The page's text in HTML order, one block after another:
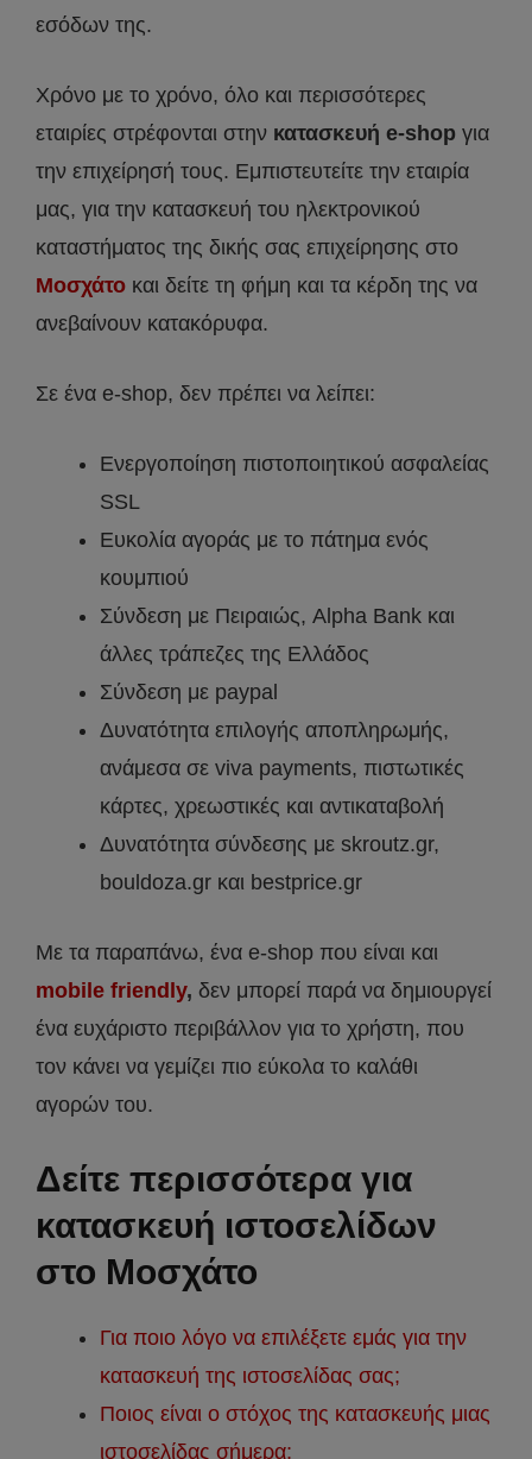
εσόδων της.
Χρόνο με το χρόνο, όλο και περισσότερες
εταιρίες στρέφονται στην κατασκευή e-shop για
την επιχείρησή τους. Εμπιστευτείτε την εταιρία
μας, για την κατασκευή του ηλεκτρονικού
καταστήματος της δικής σας επιχείρησης στο
Μοσχάτο και δείτε τη φήμη και τα κέρδη της να
ανεβαίνουν κατακόρυφα.
Σε ένα e-shop, δεν πρέπει να λείπει:
Ενεργοποίηση πιστοποιητικού ασφαλείας
SSL
Ευκολία αγοράς με το πάτημα ενός
κουμπιού
Σύνδεση με Πειραιώς, Alpha Bank και
άλλες τράπεζες της Ελλάδος
Σύνδεση με paypal
Δυνατότητα επιλογής αποπληρωμής,
ανάμεσα σε viva payments, πιστωτικές
κάρτες, χρεωστικές και αντικαταβολή
Δυνατότητα σύνδεσης με skroutz.gr,
bouldoza.gr και bestprice.gr
Με τα παραπάνω, ένα e-shop που είναι και
mobile friendly, δεν μπορεί παρά να δημιουργεί
ένα ευχάριστο περιβάλλον για το χρήστη, που
τον κάνει να γεμίζει πιο εύκολα το καλάθι
αγορών του.
Δείτε περισσότερα για
κατασκευή ιστοσελίδων
στο Μοσχάτο
Για ποιο λόγο να επιλέξετε εμάς για την
κατασκευή της ιστοσελίδας σας;
Ποιος είναι ο στόχος της κατασκευής μιας
ιστοσελίδας σήμερα;